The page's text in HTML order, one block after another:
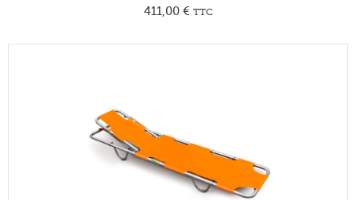
411,00 € TTC